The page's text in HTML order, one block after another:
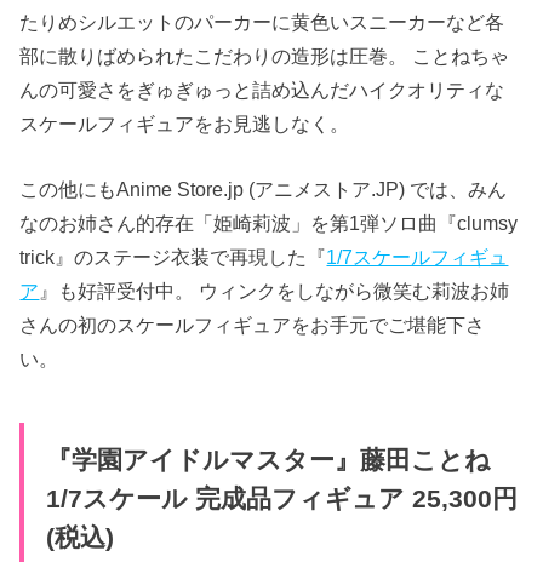
たりめシルエットのパーカーに黄色いスニーカーなど各
部に散りばめられたこだわりの造形は圧巻。 ことねちゃ
んの可愛さをぎゅぎゅっと詰め込んだハイクオリティな
スケールフィギュアをお見逃しなく。
この他にもAnime Store.jp (アニメストア.JP) では、みん
なのお姉さん的存在「姫崎莉波」を第1弾ソロ曲『clumsy
trick』のステージ衣装で再現した『1/7スケールフィギュ
ア 』も好評受付中。 ウィンクをしながら微笑む莉波お姉
さんの初のスケールフィギュアをお手元でご堪能下さ
い。
『学園アイドルマスター』​藤田ことね
1/7スケール 完成品フィギュア 25,300円
(税込)